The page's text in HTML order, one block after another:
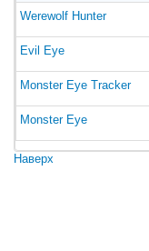
Werewolf Hunter
Evil Eye
Monster Eye Tracker
Monster Eye
Наверх